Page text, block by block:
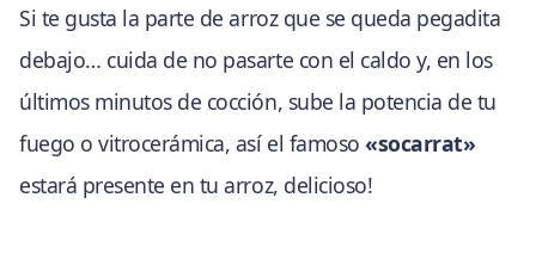
Si te gusta la parte de arroz que se queda pegadita
debajo… cuida de no pasarte con el caldo y, en los
últimos minutos de cocción, sube la potencia de tu
fuego o vitrocerámica, así el famoso«socarrat»
estará presente en tu arroz, delicioso!